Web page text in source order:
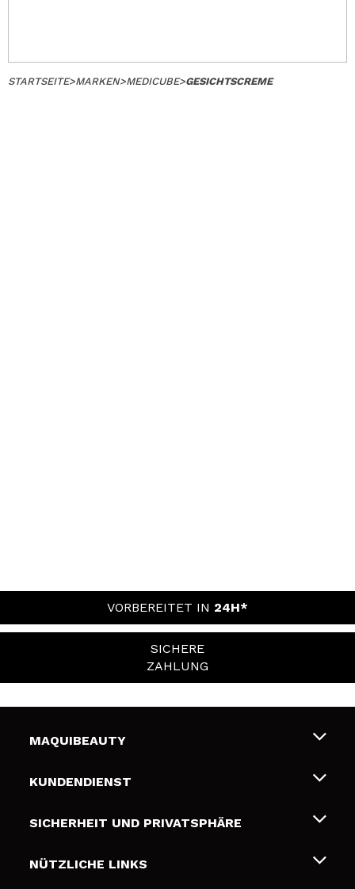
STARTSEITE>MARKEN>MEDICUBE>GESICHTSCREME
VORBEREITET IN 24H*
SICHERE
ZAHLUNG
MAQUIBEAUTY
Über uns
Geschenkkarten
KUNDENDIENST
Liefer- und Versandkosten
Zahlung
SICHERHEIT UND PRIVATSPHÄRE
Bedingungen und Datenschutz
NÜTZLICHE LINKS